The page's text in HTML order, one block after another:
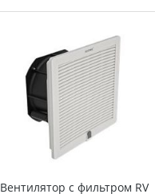
Вентилятор с фильтром RV